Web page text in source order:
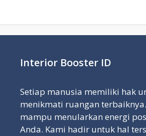
Interior Booster ID
Setiap manusia memiliki hak
menikmati ruangan
mampu menularkan energi
Anda. Kami hadir untuk hal